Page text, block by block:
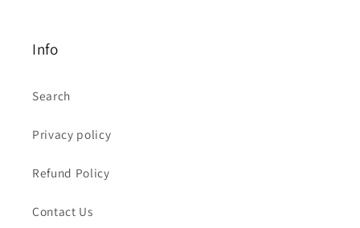
Info
Search
Privacy policy
Refund Policy
Contact Us